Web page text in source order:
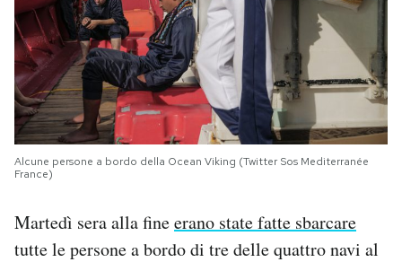
Alcune persone a bordo della Ocean Viking (Twitter Sos Mediterranée
France)
Martedì sera alla fineerano state fatte sbarcare
tutte le persone a bordo di tre delle quattro navi al